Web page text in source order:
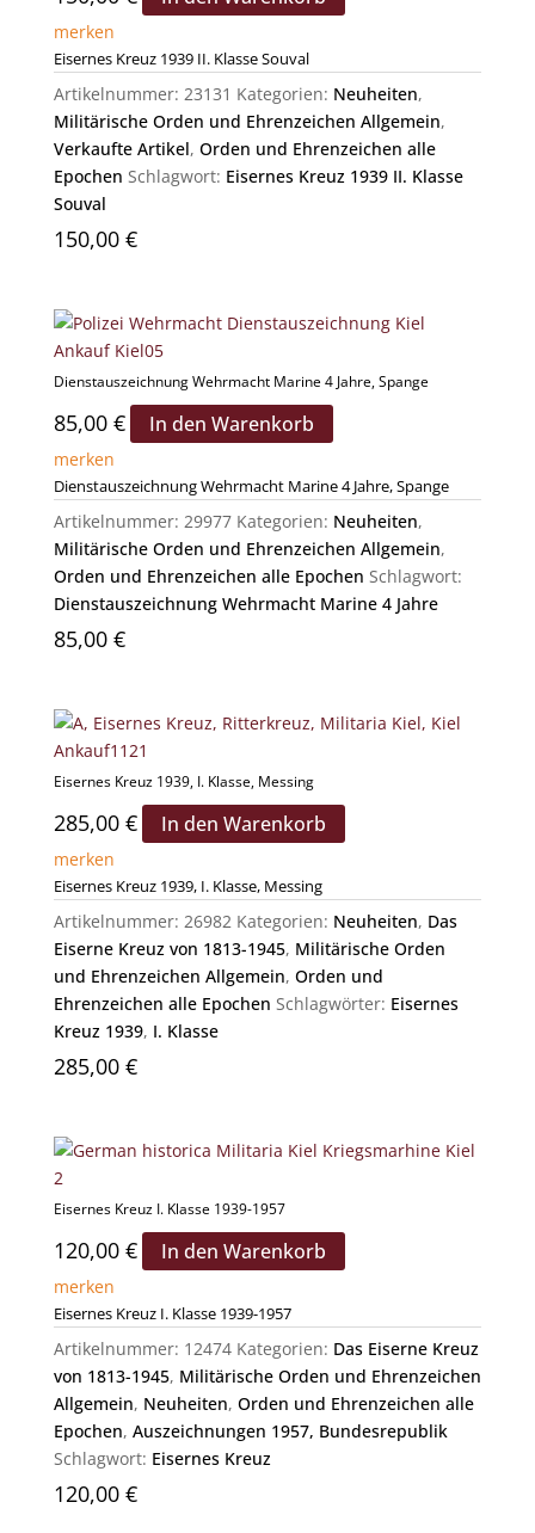
merken
Eisernes Kreuz 1939 II. Klasse Souval
Artikelnummer: 23131 Kategorien: Neuheiten,
Militärische Orden und Ehrenzeichen Allgemein,
Verkaufte Artikel, Orden und Ehrenzeichen alle
Epochen Schlagwort: Eisernes Kreuz 1939 II. Klasse
Souval
150,00 €
Dienstauszeichnung Wehrmacht Marine 4 Jahre, Spange
85,00 € In den Warenkorb
merken
Dienstauszeichnung Wehrmacht Marine 4 Jahre, Spange
Artikelnummer: 29977 Kategorien: Neuheiten,
Militärische Orden und Ehrenzeichen Allgemein,
Orden und Ehrenzeichen alle Epochen Schlagwort:
Dienstauszeichnung Wehrmacht Marine 4 Jahre
85,00 €
Eisernes Kreuz 1939, I. Klasse, Messing
285,00 € In den Warenkorb
merken
Eisernes Kreuz 1939, I. Klasse, Messing
Artikelnummer: 26982 Kategorien: Neuheiten, Das
Eiserne Kreuz von 1813-1945, Militärische Orden
und Ehrenzeichen Allgemein, Orden und
Ehrenzeichen alle Epochen Schlagwörter: Eisernes
Kreuz 1939, I. Klasse
285,00 €
Eisernes Kreuz I. Klasse 1939-1957
120,00 € In den Warenkorb
merken
Eisernes Kreuz I. Klasse 1939-1957
Artikelnummer: 12474 Kategorien: Das Eiserne Kreuz
von 1813-1945, Militärische Orden und Ehrenzeichen
Allgemein, Neuheiten, Orden und Ehrenzeichen alle
Epochen, Auszeichnungen 1957, Bundesrepublik
Schlagwort: Eisernes Kreuz
120,00 €